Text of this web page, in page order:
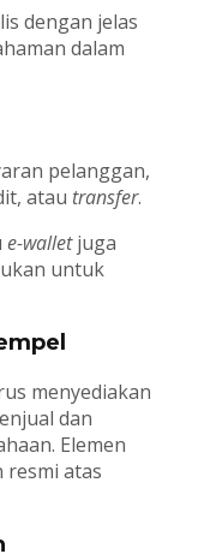
dengan jelas
dalam
pelanggan,
atau transfer.
e-walletjuga
untuk
menyediakan
dan
Elemen
resmi atas